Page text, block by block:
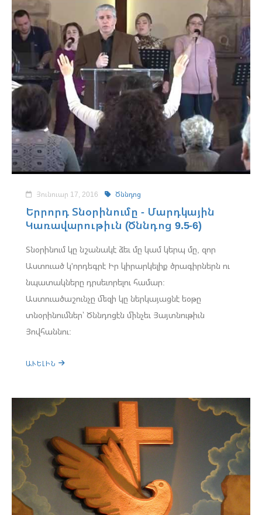
Յունուար 17, 2016 Ծննդոց
Երրորդ Տնօրինումը - Մարդկային
Կառավարութիւն (Ծննդոց 9.5-6)
Տնօրինում կը նշանակէ ձեւ մը կամ կերպ մը, զոր
Աստուած կ'որդեգրէ Իր կիրարկելիք ծրագիրներն ու
նպատակները դրսեւորելու համար:
Աստուածաշունչը մեզի կը ներկայացնէ եօթը
տնօրինումներ՝ Ծննդոցէն մինչեւ Յայտնութիւն
Յովհաննու:
ԱՒԵԼԻՆ